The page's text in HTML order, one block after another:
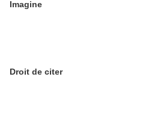
Imagine
Droit de citer